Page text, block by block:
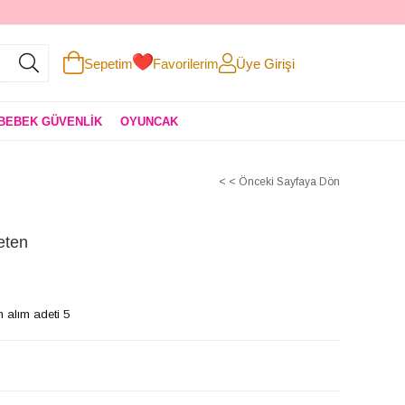
Sepetim Favorilerim Üye Girişi
GÜVENLİK OYUNCAK
< < Önceki Sayfaya Dön
alım adeti 5